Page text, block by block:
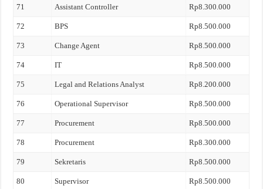
71 Assistant Controller Rp8.300.000
72 BPS Rp8.500.000
73 Change Agent Rp8.500.000
74 IT Rp8.500.000
75 Legal and Relations Analyst Rp8.200.000
76 Operational Supervisor Rp8.500.000
77 Procurement Rp8.500.000
78 Procurement Rp8.300.000
79 Sekretaris Rp8.500.000
80 Supervisor Rp8.500.000